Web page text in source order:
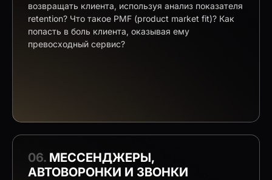
возвращать клиента, используя анализ показателя
retention? Что такое PMF (product market fit)? Как
попасть в боль клиента, оказывая ему
превосходный сервис?
06. МЕССЕНДЖЕРЫ,
АВТОВОРОНКИ И ЗВОНКИ